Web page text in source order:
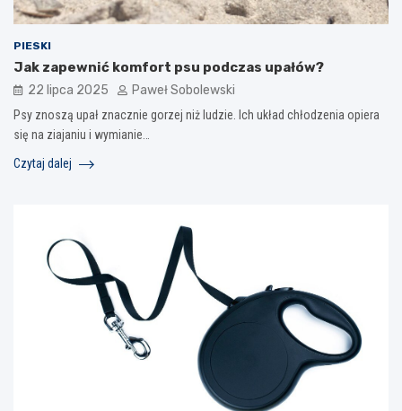
PIESKI
Jak zapewnić komfort psu podczas upałów?
22 lipca 2025 Paweł Sobolewski
Psy znoszą upał znacznie gorzej niż ludzie. Ich układ chłodzenia opiera
się na ziajaniu i wymianie…
Czytaj dalej